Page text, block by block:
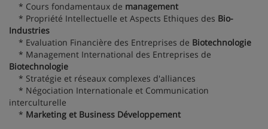
* Cours fondamentaux de management
* Propriété Intellectuelle et Aspects Ethiques des Bio-
Industries
* Evaluation Financière des Entreprises de Biotechnologie
* Management International des Entreprises de
Biotechnologie
* Stratégie et réseaux complexes d'alliances
* Négociation Internationale et Communication
interculturelle
* Marketing et Business Développement